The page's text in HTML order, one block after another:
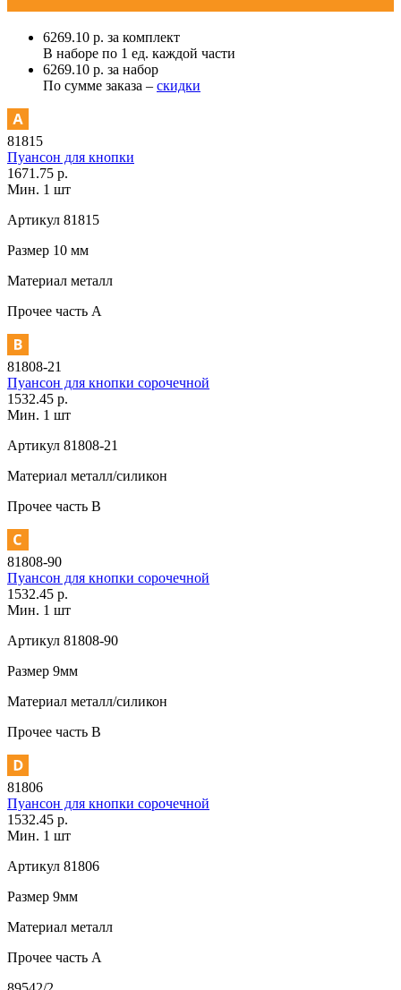
6269.10 р. за комплект
В наборе по 1 ед. каждой части
6269.10 р. за набор
По сумме заказа – скидки
81815
Пуансон для кнопки
1671.75 р.
Мин. 1 шт
Артикул 81815
Размер 10 мм
Материал металл
Прочее часть A
81808-21
Пуансон для кнопки сорочечной
1532.45 р.
Мин. 1 шт
Артикул 81808-21
Материал металл/силикон
Прочее часть В
81808-90
Пуансон для кнопки сорочечной
1532.45 р.
Мин. 1 шт
Артикул 81808-90
Размер 9мм
Материал металл/силикон
Прочее часть В
81806
Пуансон для кнопки сорочечной
1532.45 р.
Мин. 1 шт
Артикул 81806
Размер 9мм
Материал металл
Прочее часть A